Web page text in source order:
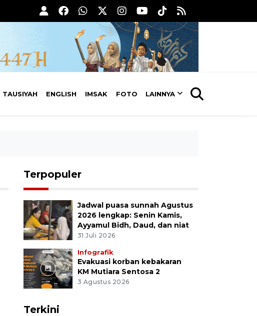
TAUSIYAH ENGLISH IMSAK FOTO LAINNYA
Terpopuler
Jadwal puasa sunnah Agustus
2026 lengkap: Senin Kamis,
Ayyamul Bidh, Daud, dan niat
31 Juli 2026
Infografik
Evakuasi korban kebakaran
KM Mutiara Sentosa 2
3 Agustus 2026
Terkini